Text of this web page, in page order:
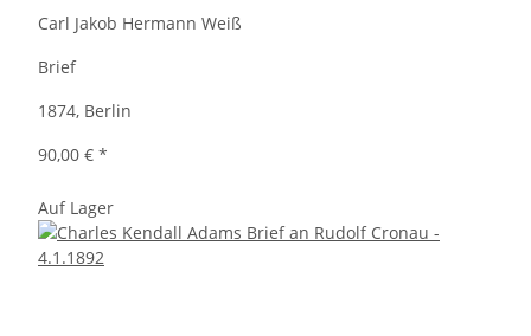
Carl Jakob Hermann Weiß
Brief
1874, Berlin
90,00 € *
Auf Lager